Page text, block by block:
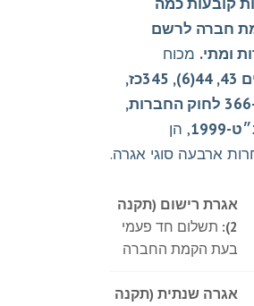
חברה לרשם
ומתי. מכוח
סעיפים 43, 44(6), 345כז,
346 ו-366 לחוק החברות,
, הן
ארבעה סוגי אגרה.
אגרת רישום (תקנה
2):
תשלום חד פעמי
בעת הקמת החברה
אגרה שנתית (תקנה